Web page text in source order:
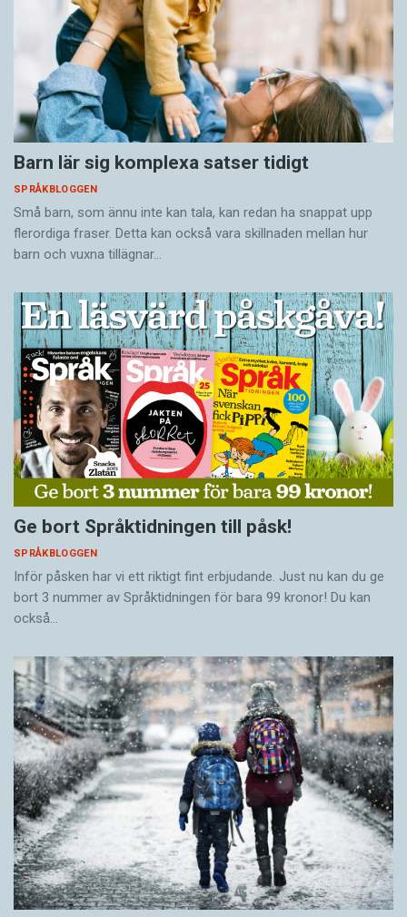
Barn lär sig komplexa satser tidigt
SPRÅKBLOGGEN
Små barn, som ännu inte kan tala, kan redan ha snappat upp
flerordiga fraser. Detta kan också vara skillnaden mellan hur
barn och vuxna tillägnar…
Ge bort Språktidningen till påsk!
SPRÅKBLOGGEN
Inför påsken har vi ett riktigt fint erbjudande. Just nu kan du ge
bort 3 nummer av Språktidningen för bara 99 kronor! Du kan
också…